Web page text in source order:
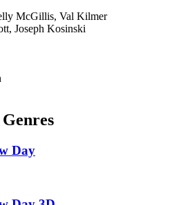
McGillis, Val Kilmer
Joseph Kosinski
Day